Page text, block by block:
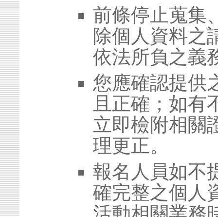
前條停止蒐集
除個人資料之
依法所負之義
您應確認提供
且正確；如有
立即檢附相關
理更正。
報名人員如不
確完整之個人